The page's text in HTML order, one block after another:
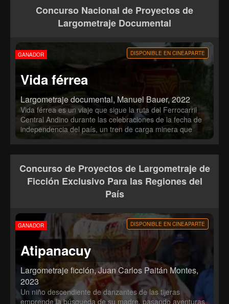
soledad.Concurso Nacional de Proyectos de
Largometraje Documental
GANADOR DISPONIBLE EN CINEAPARTE
Vida férrea
Largometraje documental, Manuel Bauer, 2022
Vida férrea es un viaje que sigue la ruta del Ferrocarril
Central Andino durante las celebraciones de la fecha de
independencia del país, un tren de carga minera que
desciende desde los Andes a 4800 metros de altura
del mundo.
Concurso de Proyectos de Largometraje de
Ficción Exclusivo Para las Regiones del
País
GANADOR DISPONIBLE EN CINEAPARTE
Atipanacuy
Largometraje ficción, Juan Carlos Paitán Montes,
2023
Un niño descendiente de danzantes de las tijeras
emprende la búsqueda de su madre, pasando aventuras